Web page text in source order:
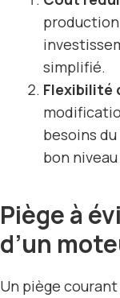
simplifié.
Flexibilité
besoins
bon
Piège à
d’un
Un piège